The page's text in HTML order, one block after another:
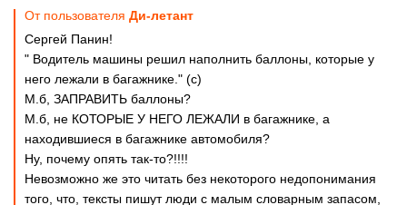
От пользователя Ди-летант
Сергей Панин!
" Водитель машины решил наполнить баллоны, которые у
него лежали в багажнике." (с)
М.б, ЗАПРАВИТЬ баллоны?
М.б, не КОТОРЫЕ У НЕГО ЛЕЖАЛИ в багажнике, а
находившиеся в багажнике автомобиля?
Ну, почему опять так-то?!!!!
Невозможно же это читать без некоторого недопонимания
того, что, тексты пишут люди с малым словарным запасом,